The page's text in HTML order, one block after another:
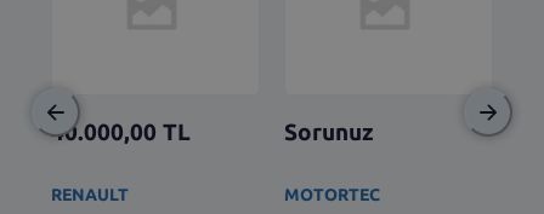
40.000,00 TL
RENAULT
Sorunuz
MOTORTEC